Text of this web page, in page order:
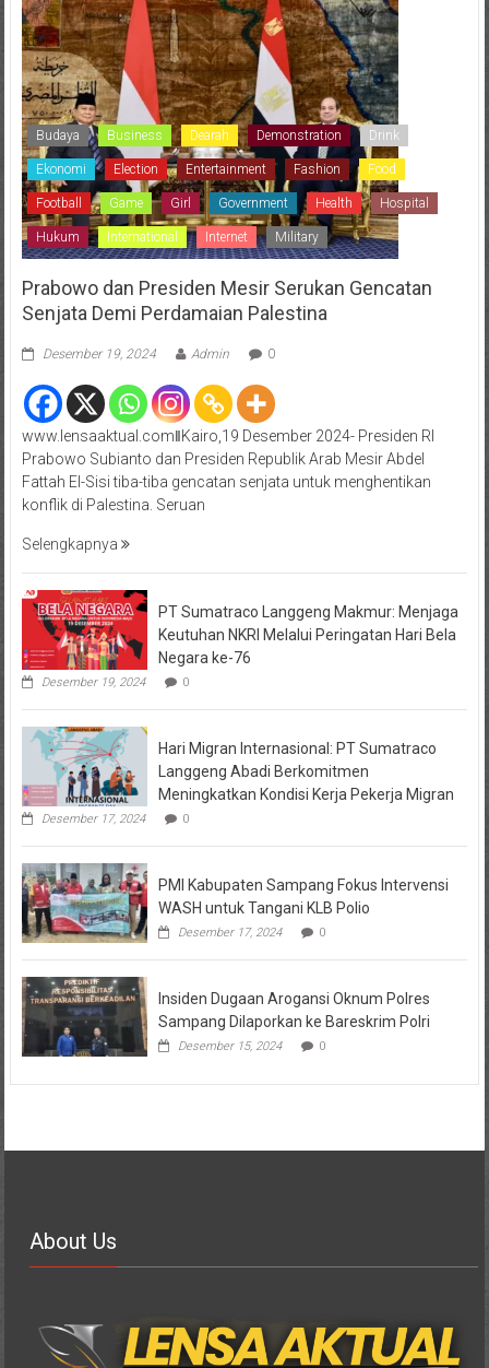
Budaya Business Dearah Demonstration Drink
Ekonomi Election Entertainment Fashion Food
Football Game Girl Government Health Hospital
Hukum International Internet Military
Prabowo dan Presiden Mesir Serukan Gencatan
Senjata Demi Perdamaian Palestina
Desember 19, 2024 Admin 0
www.lensaaktual.comǁKairo,19 Desember 2024- Presiden RI
Prabowo Subianto dan Presiden Republik Arab Mesir Abdel
Fattah El-Sisi tiba-tiba gencatan senjata untuk menghentikan
konflik di Palestina. Seruan
Selengkapnya
PT Sumatraco Langgeng Makmur: Menjaga
Keutuhan NKRI Melalui Peringatan Hari Bela
Negara ke-76
Desember 19, 2024 0
Hari Migran Internasional: PT Sumatraco
Langgeng Abadi Berkomitmen
Meningkatkan Kondisi Kerja Pekerja Migran
Desember 17, 2024 0
PMI Kabupaten Sampang Fokus Intervensi
WASH untuk Tangani KLB Polio
Desember 17, 2024 0
Insiden Dugaan Arogansi Oknum Polres
Sampang Dilaporkan ke Bareskrim Polri
Desember 15, 2024 0
About Us